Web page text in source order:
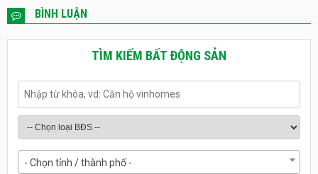
BÌNH LUẬN
TÌM KIẾM BẤT ĐỘNG SẢN
- Chọn tỉnh / thành phố -